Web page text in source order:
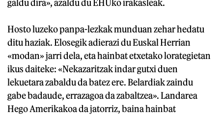
galdu dira», azaldu du EHUko irakasleak.
Hosto luzeko panpa-lezkak munduan zehar hedatu
ditu haziak. Elosegik adierazi du Euskal Herrian
«modan» jarri dela, eta hainbat etxetako lorategietan
ikus daiteke: «Nekazaritzak indar gutxi duen
lekuetara zabaldu da batez ere. Belardiak zaindu
gabe badaude, errazagoa da zabaltzea». Landarea
Hego Amerikakoa da jatorriz, baina hainbat